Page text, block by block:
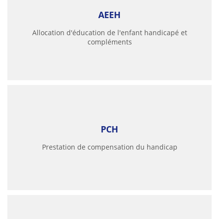
AEEH
Allocation d'éducation de l'enfant handicapé et
compléments
PCH
Prestation de compensation du handicap